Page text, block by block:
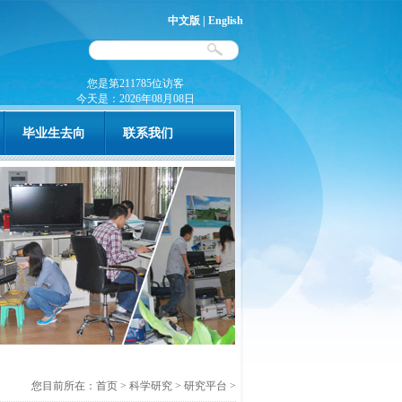
中文版 English
您是第211785位访客
今天是： 2026年08月08日
毕业生去向 联系我们
您目前所在： 首页 > 科学研究 > 研究平台 >